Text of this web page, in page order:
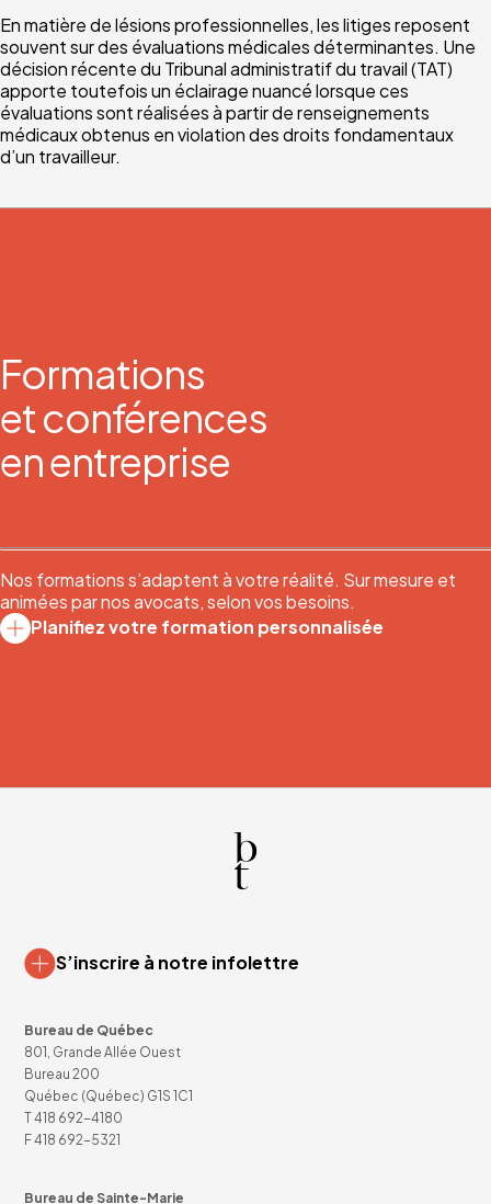
En matière de lésions professionnelles, les litiges reposent
souvent sur des évaluations médicales déterminantes. Une
décision récente du Tribunal administratif du travail (TAT)
apporte toutefois un éclairage nuancé lorsque ces
évaluations sont réalisées à partir de renseignements
médicaux obtenus en violation des droits fondamentaux
d’un travailleur.
Formations
et conférences
en entreprise
Nos formations s’adaptent à votre réalité. Sur mesure et
animées par nos avocats, selon vos besoins.
Planifiez votre formation personnalisée
S’inscrire à notre infolettre
Bureau de Québec
801, Grande Allée Ouest
Bureau 200
Québec (Québec) G1S 1C1
T418 692-4180
F 418 692-5321
Bureau de Sainte-Marie